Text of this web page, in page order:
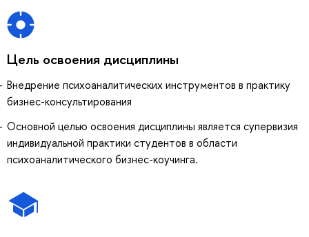
Цель освоения дисциплины
Внедрение психоаналитических инструментов в практику
бизнес-консультирования
Основной целью освоения дисциплины является супервизия
индивидуальной практики студентов в области
психоаналитического бизнес-коучинга.